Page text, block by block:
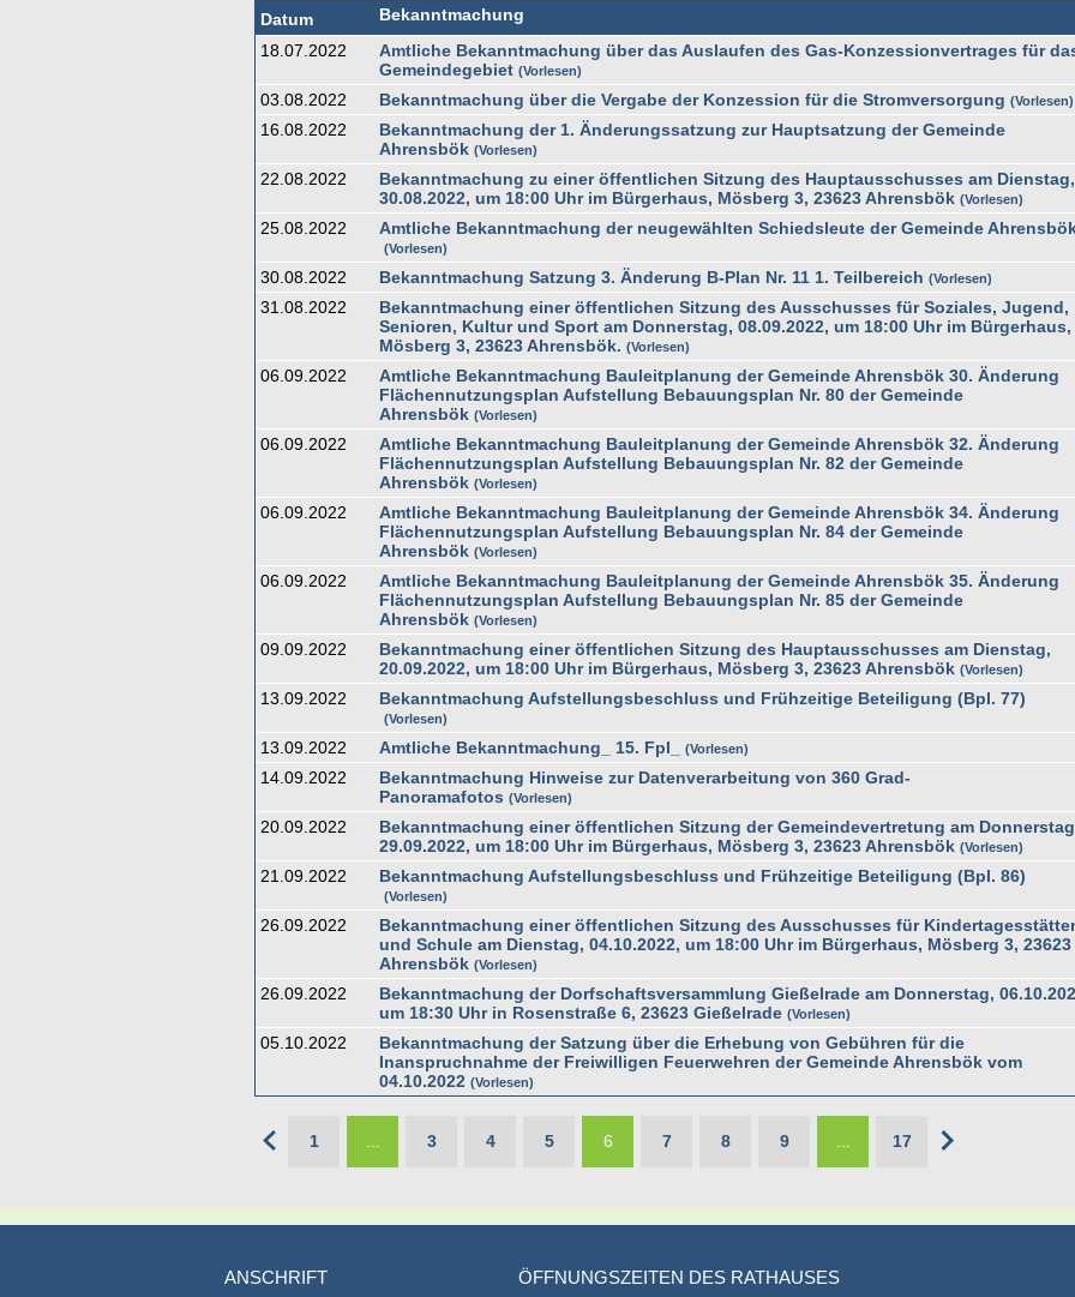
Datum
Bekanntmachung
18.07.2022
Amtliche Bekanntmachung über das Auslaufen des Gas-Konzessionvertrages für
Gemeindegebiet
Vorlesen
03.08.2022 Bekanntmachung über die Vergabe der Konzession für die Stromversorgung Vorlesen
16.08.2022
Bekanntmachung der 1. Änderungssatzung zur Hauptsatzung der Gemeinde
Ahrensbök
Vorlesen
22.08.2022
Bekanntmachung zu einer öffentlichen Sitzung des Hauptausschusses am Dienstag,
30.08.2022, um 18:00 Uhr im Bürgerhaus, Mösberg 3, 23623 Ahrensbök
Vorlesen
25.08.2022 Amtliche Bekanntmachung der neugewählten Schiedsleute der Gemeinde
Vorlesen
30.08.2022 Bekanntmachung Satzung 3. Änderung B-Plan Nr. 11 1. Teilbereich Vorlesen
31.08.2022
Bekanntmachung einer öffentlichen Sitzung des Ausschusses für Soziales, Jugend,
Senioren, Kultur und Sport am Donnerstag, 08.09.2022, um 18:00 Uhr im Bürgerhaus,
Mösberg 3, 23623 Ahrensbök.
Vorlesen
06.09.2022
Amtliche Bekanntmachung Bauleitplanung der Gemeinde Ahrensbök 30. Änderung
Flächennutzungsplan Aufstellung Bebauungsplan Nr. 80 der Gemeinde
Ahrensbök
Vorlesen
06.09.2022
Amtliche Bekanntmachung Bauleitplanung der Gemeinde Ahrensbök 32. Änderung
Flächennutzungsplan Aufstellung Bebauungsplan Nr. 82 der Gemeinde
Ahrensbök
Vorlesen
06.09.2022
Amtliche Bekanntmachung Bauleitplanung der Gemeinde Ahrensbök 34. Änderung
Flächennutzungsplan Aufstellung Bebauungsplan Nr. 84 der Gemeinde
Ahrensbök
Vorlesen
06.09.2022
Amtliche Bekanntmachung Bauleitplanung der Gemeinde Ahrensbök 35. Änderung
Flächennutzungsplan Aufstellung Bebauungsplan Nr. 85 der Gemeinde
Ahrensbök
Vorlesen
09.09.2022
Bekanntmachung einer öffentlichen Sitzung des Hauptausschusses am Dienstag,
20.09.2022, um 18:00 Uhr im Bürgerhaus, Mösberg 3, 23623 Ahrensbök
Vorlesen
13.09.2022 Bekanntmachung Aufstellungsbeschluss und Frühzeitige Beteiligung (Bpl. 77)
Vorlesen
13.09.2022 Amtliche Bekanntmachung_ 15. Fpl_ Vorlesen
14.09.2022
Bekanntmachung Hinweise zur Datenverarbeitung von 360 Grad-
Panoramafotos
Vorlesen
20.09.2022
Bekanntmachung einer öffentlichen Sitzung der Gemeindevertretung am
29.09.2022, um 18:00 Uhr im Bürgerhaus, Mösberg 3, 23623 Ahrensbök
Vorlesen
21.09.2022 Bekanntmachung Aufstellungsbeschluss und Frühzeitige Beteiligung (Bpl. 86)
Vorlesen
26.09.2022
Bekanntmachung einer öffentlichen Sitzung des Ausschusses für
und Schule am Dienstag, 04.10.2022, um 18:00 Uhr im Bürgerhaus, Mösberg 3, 23623
Ahrensbök
Vorlesen
26.09.2022
Bekanntmachung der Dorfschaftsversammlung Gießelrade am Donnerstag,
um 18:30 Uhr in Rosenstraße 6, 23623 Gießelrade
Vorlesen
05.10.2022
Bekanntmachung der Satzung über die Erhebung von Gebühren für die
Inanspruchnahme der Freiwilligen Feuerwehren der Gemeinde Ahrensbök vom
04.10.2022
Vorlesen
1 3 4 5 6 7 8 9 17
ANSCHRIFT
ÖFFNUNGSZEITEN DES RATHAUSES